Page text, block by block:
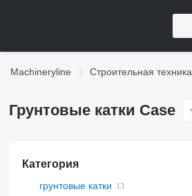
Machineryline Строительная техника
Грунтовые катки Case
Категория
грунтовые катки